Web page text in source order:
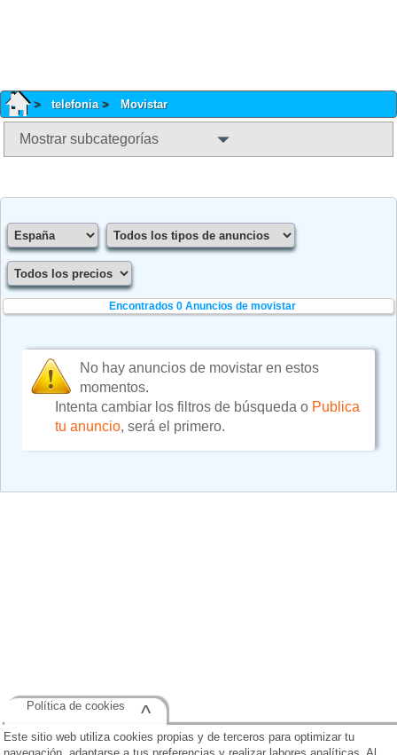
telefonia Movistar
Mostrar subcategorías
Encontrados 0 Anuncios de movistar
No hay anuncios de movistar en estos
momentos.
Intenta cambiar los filtros de búsqueda o Publica
tu anuncio, será el primero.
Este sitio web utiliza cookies propias y de terceros para optimizar tu
Política de cookies ^